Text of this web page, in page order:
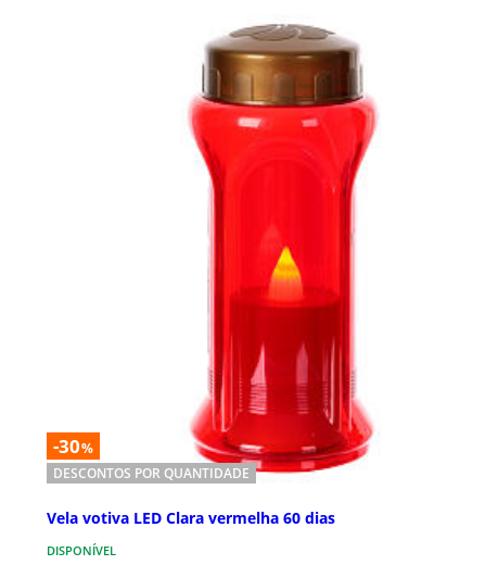
-30%
DESCONTOS POR QUANTIDADE
Vela votiva LED Clara vermelha 60 dias
DISPONÍVEL